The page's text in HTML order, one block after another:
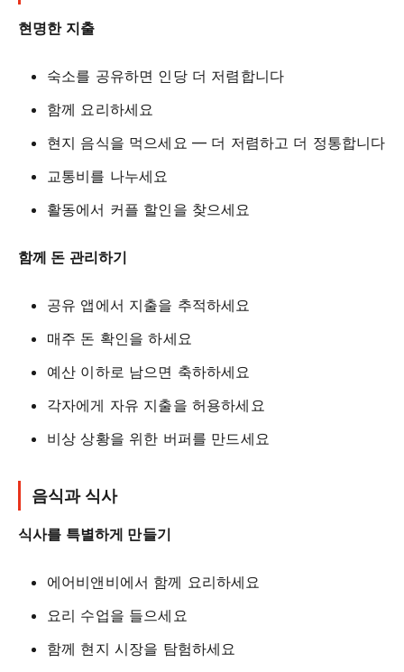
현명한 지출
숙소를 공유하면 인당 더 저렴합니다
함께 요리하세요
현지 음식을 먹으세요 — 더 저렴하고 더 정통합니다
교통비를 나누세요
활동에서 커플 할인을 찾으세요
함께 돈 관리하기
공유 앱에서 지출을 추적하세요
매주 돈 확인을 하세요
예산 이하로 남으면 축하하세요
각자에게 자유 지출을 허용하세요
비상 상황을 위한 버퍼를 만드세요
음식과 식사
식사를 특별하게 만들기
에어비앤비에서 함께 요리하세요
요리 수업을 들으세요
함께 현지 시장을 탐험하세요